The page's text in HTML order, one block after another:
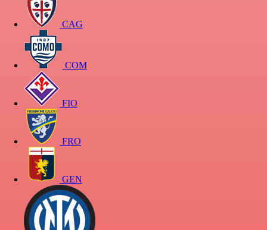
CAG
COM
FIO
FRO
GEN